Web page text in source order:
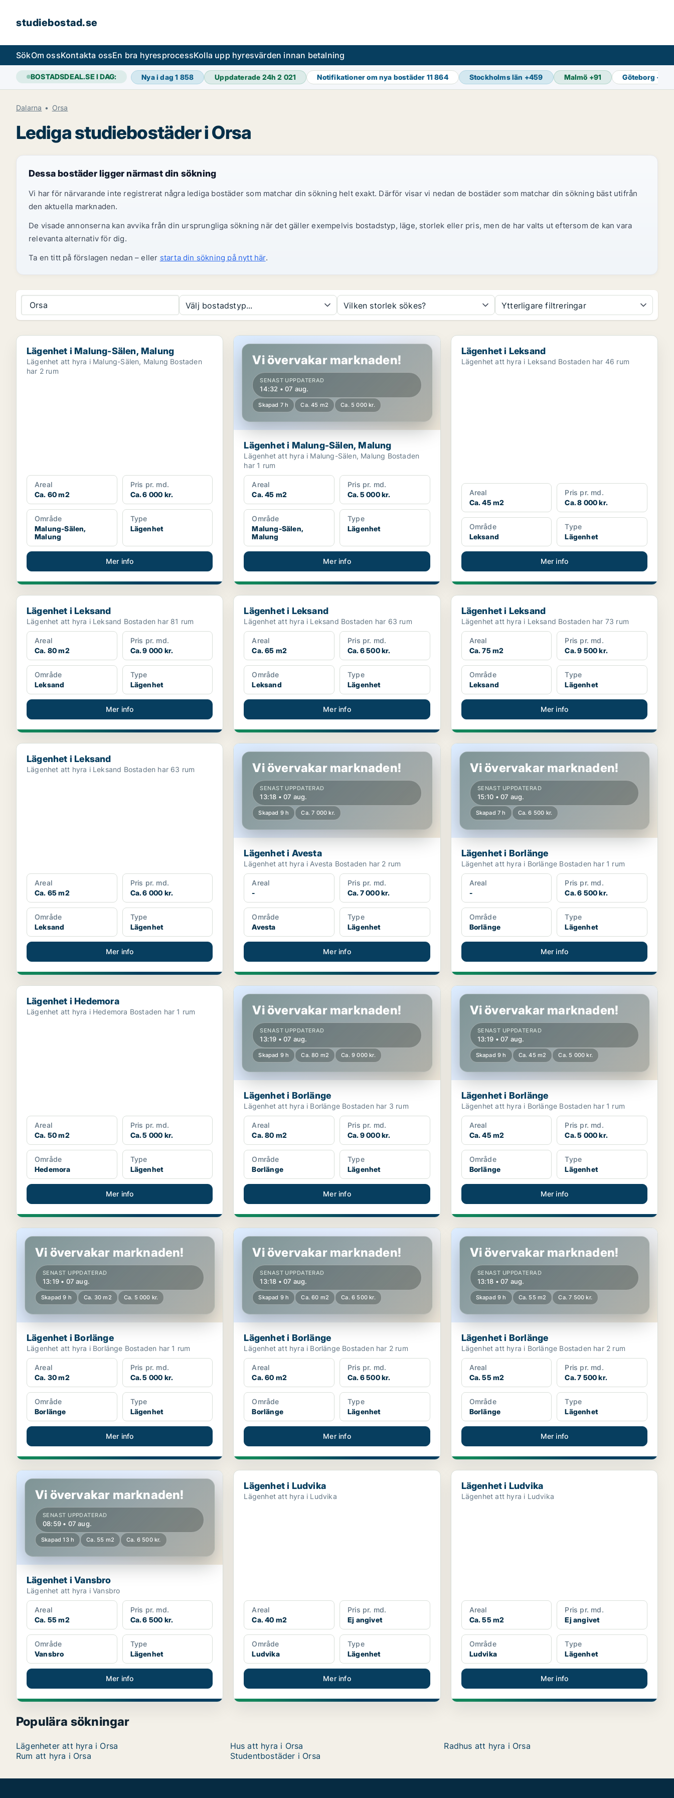
studiebostad.se
SökOm ossKontakta ossEn bra hyresprocessKolla upp hyresvärden innan betalning
BOSTADSDEAL.SE I DAG: Nya i dag1 858 Uppdaterade 24h2 021 Notifikationer om nya bostäder 11 864 Stockholms län +459 Malmö +91 Göteborg +
Dalarna Orsa
Lediga studiebostäder i Orsa
Dessa bostäder ligger närmast din sökning
Vi har för närvarande inte registrerat några lediga bostäder som matchar din sökning helt exakt. Därför visar vi nedan de bostäder som matchar din sökning bäst utifrån
den aktuella marknaden.
De visade annonserna kan avvika från din ursprungliga sökning när det gäller exempelvis bostadstyp, läge, storlek eller pris, men de har valts ut eftersom de kan vara
relevanta alternativ för dig.
Ta en titt på förslagen nedan – eller starta din sökning på nytt här.
Orsa Välj bostadstyp... Vilken storlek sökes? Ytterligare filtreringar
Lägenhet i Malung-Sälen, Malung
Lägenhet i Malung-Sälen, Malung
Lägenhet att hyra i Malung-Sälen, Malung Bostaden
har 2 rum
Areal
Ca. 60 m2
Pris pr. md.
Ca. 6 000 kr.
Område
Malung-Sälen,
Malung
Type
Lägenhet
Mer info
Lägenhet i Malung-Sälen, Malung
Vi övervakar marknaden!
SENAST UPPDATERAD
14:32 • 07 aug.
Skapad 7 h Ca. 45 m2 Ca. 5 000 kr.
Lägenhet i Malung-Sälen, Malung
Lägenhet att hyra i Malung-Sälen, Malung Bostaden
har 1 rum
Areal
Ca. 45 m2
Pris pr. md.
Ca. 5 000 kr.
Område
Malung-Sälen,
Malung
Type
Lägenhet
Mer info
Lägenhet i Leksand
Lägenhet i Leksand
Lägenhet att hyra i Leksand Bostaden har 46 rum
Areal
Ca. 45 m2
Pris pr. md.
Ca. 8 000 kr.
Område
Leksand
Type
Lägenhet
Mer info
Lägenhet i Leksand
Lägenhet i Leksand
Lägenhet att hyra i Leksand Bostaden har 81 rum
Areal
Ca. 80 m2
Pris pr. md.
Ca. 9 000 kr.
Område
Leksand
Type
Lägenhet
Mer info
Lägenhet i Leksand
Lägenhet i Leksand
Lägenhet att hyra i Leksand Bostaden har 63 rum
Areal
Ca. 65 m2
Pris pr. md.
Ca. 6 500 kr.
Område
Leksand
Type
Lägenhet
Mer info
Lägenhet i Leksand
Lägenhet i Leksand
Lägenhet att hyra i Leksand Bostaden har 73 rum
Areal
Ca. 75 m2
Pris pr. md.
Ca. 9 500 kr.
Område
Leksand
Type
Lägenhet
Mer info
Lägenhet i Leksand
Lägenhet i Leksand
Lägenhet att hyra i Leksand Bostaden har 63 rum
Areal
Ca. 65 m2
Pris pr. md.
Ca. 6 000 kr.
Område
Leksand
Type
Lägenhet
Mer info
Lägenhet i Avesta
Vi övervakar marknaden!
SENAST UPPDATERAD
13:18 • 07 aug.
Skapad 9 h Ca. 7 000 kr.
Lägenhet i Avesta
Lägenhet att hyra i Avesta Bostaden har 2 rum
Areal
-
Pris pr. md.
Ca. 7 000 kr.
Område
Avesta
Type
Lägenhet
Mer info
Lägenhet i Borlänge
Vi övervakar marknaden!
SENAST UPPDATERAD
15:10 • 07 aug.
Skapad 7 h Ca. 6 500 kr.
Lägenhet i Borlänge
Lägenhet att hyra i Borlänge Bostaden har 1 rum
Areal
-
Pris pr. md.
Ca. 6 500 kr.
Område
Borlänge
Type
Lägenhet
Mer info
Lägenhet i Hedemora
Lägenhet i Hedemora
Lägenhet att hyra i Hedemora Bostaden har 1 rum
Areal
Ca. 50 m2
Pris pr. md.
Ca. 5 000 kr.
Område
Hedemora
Type
Lägenhet
Mer info
Lägenhet i Borlänge
Vi övervakar marknaden!
SENAST UPPDATERAD
13:19 • 07 aug.
Skapad 9 h Ca. 80 m2 Ca. 9 000 kr.
Lägenhet i Borlänge
Lägenhet att hyra i Borlänge Bostaden har 3 rum
Areal
Ca. 80 m2
Pris pr. md.
Ca. 9 000 kr.
Område
Borlänge
Type
Lägenhet
Mer info
Lägenhet i Borlänge
Vi övervakar marknaden!
SENAST UPPDATERAD
13:19 • 07 aug.
Skapad 9 h Ca. 45 m2 Ca. 5 000 kr.
Lägenhet i Borlänge
Lägenhet att hyra i Borlänge Bostaden har 1 rum
Areal
Ca. 45 m2
Pris pr. md.
Ca. 5 000 kr.
Område
Borlänge
Type
Lägenhet
Mer info
Lägenhet i Borlänge
Vi övervakar marknaden!
SENAST UPPDATERAD
13:19 • 07 aug.
Skapad 9 h Ca. 30 m2 Ca. 5 000 kr.
Lägenhet i Borlänge
Lägenhet att hyra i Borlänge Bostaden har 1 rum
Areal
Ca. 30 m2
Pris pr. md.
Ca. 5 000 kr.
Område
Borlänge
Type
Lägenhet
Mer info
Lägenhet i Borlänge
Vi övervakar marknaden!
SENAST UPPDATERAD
13:18 • 07 aug.
Skapad 9 h Ca. 60 m2 Ca. 6 500 kr.
Lägenhet i Borlänge
Lägenhet att hyra i Borlänge Bostaden har 2 rum
Areal
Ca. 60 m2
Pris pr. md.
Ca. 6 500 kr.
Område
Borlänge
Type
Lägenhet
Mer info
Lägenhet i Borlänge
Vi övervakar marknaden!
SENAST UPPDATERAD
13:18 • 07 aug.
Skapad 9 h Ca. 55 m2 Ca. 7 500 kr.
Lägenhet i Borlänge
Lägenhet att hyra i Borlänge Bostaden har 2 rum
Areal
Ca. 55 m2
Pris pr. md.
Ca. 7 500 kr.
Område
Borlänge
Type
Lägenhet
Mer info
Lägenhet i Vansbro
Vi övervakar marknaden!
SENAST UPPDATERAD
08:59 • 07 aug.
Skapad 13 h Ca. 55 m2 Ca. 6 500 kr.
Lägenhet i Vansbro
Lägenhet att hyra i Vansbro
Areal
Ca. 55 m2
Pris pr. md.
Ca. 6 500 kr.
Område
Vansbro
Type
Lägenhet
Mer info
Lägenhet i Ludvika
Lägenhet i Ludvika
Lägenhet att hyra i Ludvika
Areal
Ca. 40 m2
Pris pr. md.
Ej angivet
Område
Ludvika
Type
Lägenhet
Mer info
Lägenhet i Ludvika
Lägenhet i Ludvika
Lägenhet att hyra i Ludvika
Areal
Ca. 55 m2
Pris pr. md.
Ej angivet
Område
Ludvika
Type
Lägenhet
Mer info
Populära sökningar
Lägenheter att hyra i Orsa Hus att hyra i Orsa
Radhus att hyra i Orsa
Rum att hyra i Orsa
Studentbostäder i Orsa